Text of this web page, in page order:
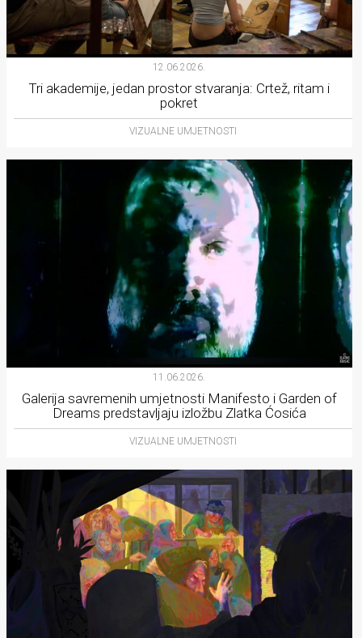
12.06.2026.
Tri akademije, jedan prostor stvaranja: Crtež, ritam i
pokret
VIZUALNE UMJETNOSTI
11.06.2026.
Galerija savremenih umjetnosti Manifesto i Garden of
Dreams predstavljaju izložbu Zlatka Ćosića
VIZUALNE UMJETNOSTI